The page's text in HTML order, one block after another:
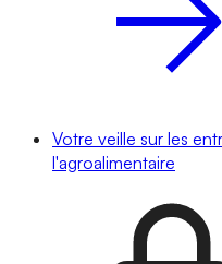
Votre veille sur les
l'agroalimentaire